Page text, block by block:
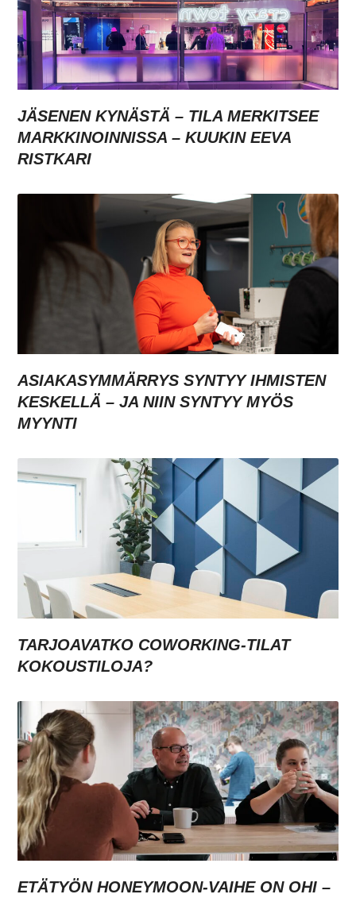
JÄSENEN KYNÄSTÄ – TILA MERKITSEE
MARKKINOINNISSA – KUUKIN EEVA
RISTKARI
ASIAKASYMMÄRRYS SYNTYY IHMISTEN
KESKELLÄ – JA NIIN SYNTYY MYÖS
MYYNTI
TARJOAVATKO COWORKING-TILAT
KOKOUSTILOJA?
ETÄTYÖN HONEYMOON-VAIHE ON OHI –